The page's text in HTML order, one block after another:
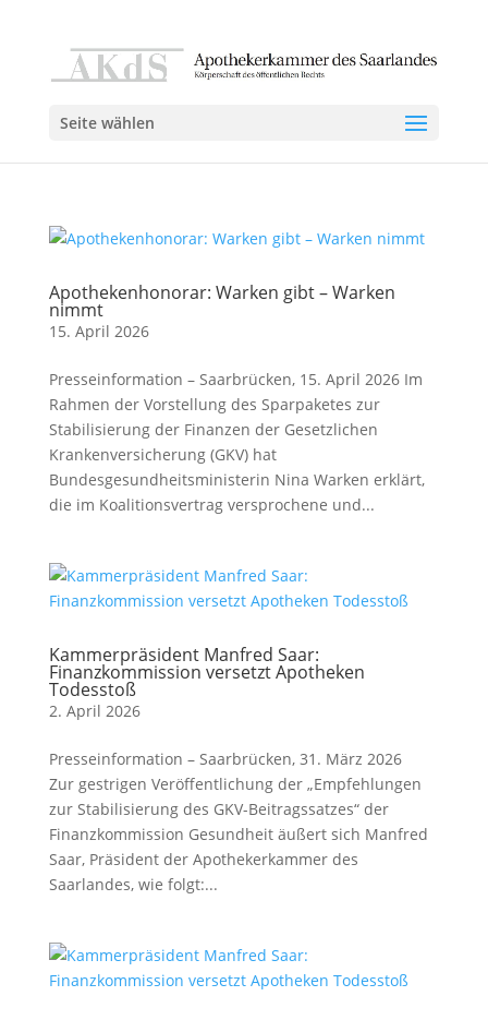
Seite wählen
Apothekenhonorar: Warken gibt – Warken
nimmt
15. April 2026
Presseinformation – Saarbrücken, 15. April 2026 Im
Rahmen der Vorstellung des Sparpaketes zur
Stabilisierung der Finanzen der Gesetzlichen
Krankenversicherung (GKV) hat
Bundesgesundheitsministerin Nina Warken erklärt,
die im Koalitionsvertrag versprochene und...
Kammerpräsident Manfred Saar:
Finanzkommission versetzt Apotheken
Todesstoß
2. April 2026
Presseinformation – Saarbrücken, 31. März 2026
Zur gestrigen Veröffentlichung der „Empfehlungen
zur Stabilisierung des GKV-Beitragssatzes“ der
Finanzkommission Gesundheit äußert sich Manfred
Saar, Präsident der Apothekerkammer des
Saarlandes, wie folgt:...